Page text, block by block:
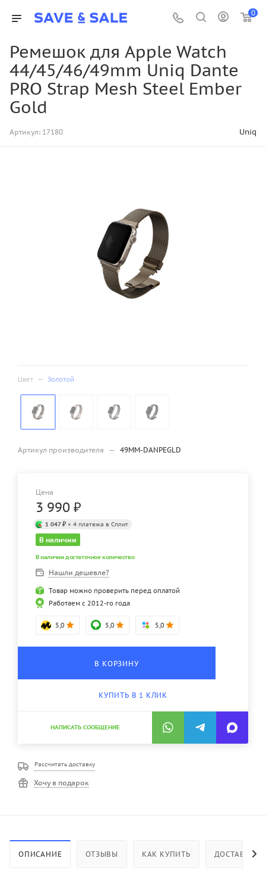
0
Ремешок для Apple Watch
44/45/46/49mm Uniq Dante
PRO Strap Mesh Steel Ember
Gold
Артикул: 17180 Uniq
Цвет — Золотой
Артикул производителя — 49MM-DANPEGLD
Цена
3 990 ₽
1 047 ₽ × 4 платежа в Сплит
В наличии
В наличии достаточное количество
Нашли дешевле?
Товар можно проверить перед оплатой
Работаем с 2012-го года
5,0 5,0 5,0
В КОРЗИНУ
КУПИТЬ В 1 КЛИК
НАПИСАТЬ СООБЩЕНИЕ
Рассчитать доставку
Хочу в подарок
ОПИСАНИЕ ОТЗЫВЫ КАК КУПИТЬ ДОСТАВКА